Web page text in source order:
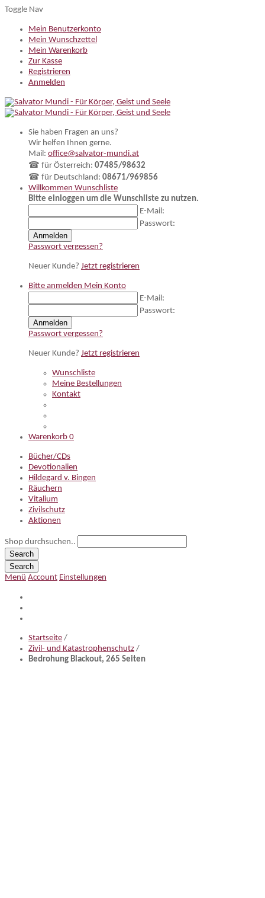
Toggle Nav
Mein Benutzerkonto
Mein Wunschzettel
Mein Warenkorb
Zur Kasse
Registrieren
Anmelden
Sie haben Fragen an uns?
Wir helfen Ihnen gerne.
Mail: office@salvator-mundi.at
☎ für Österreich: 07485/98632
☎ für Deutschland: 08671/969856
Willkommen Wunschliste
Bitte einloggen um die Wunschliste zu nutzen.
E-Mail:
Passwort:
Anmelden
Passwort vergessen?
Neuer Kunde? Jetzt registrieren
Bitte anmelden Mein Konto
E-Mail:
Passwort:
Anmelden
Passwort vergessen?
Neuer Kunde? Jetzt registrieren
Wunschliste
Meine Bestellungen
Kontakt
Warenkorb 0
Bücher/CDs
Devotionalien
Hildegard v. Bingen
Räuchern
Vitalium
Zivilschutz
Aktionen
Shop durchsuchen..
Search
Search
Menü Account Einstellungen
Startseite /
Zivil- und Katastrophenschutz /
Bedrohung Blackout, 265 Seiten